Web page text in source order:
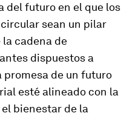
del futuro en el que los
sean un pilar
cadena de
dispuestos a
promesa de un futuro
esté alineado con la
bienestar de la